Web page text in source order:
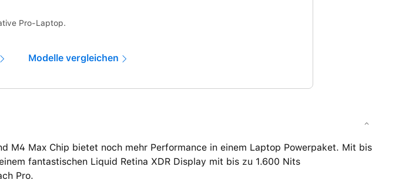
Pro-Laptop.
Modelle vergleichen
M4 Max Chip bietet noch mehr Performance in einem Laptop Powerpaket. Mit bis
fantastischen Liquid Retina XDR Display mit bis zu 1.600 Nits
Pro.